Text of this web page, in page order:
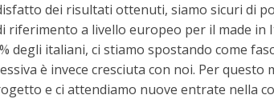
dei risultati ottenuti, siamo sicuri di
riferimento a livello europeo per il made in
degli italiani, ci stiamo spostando come
è invece cresciuta con noi. Per
e ci attendiamo nuove entrate nella